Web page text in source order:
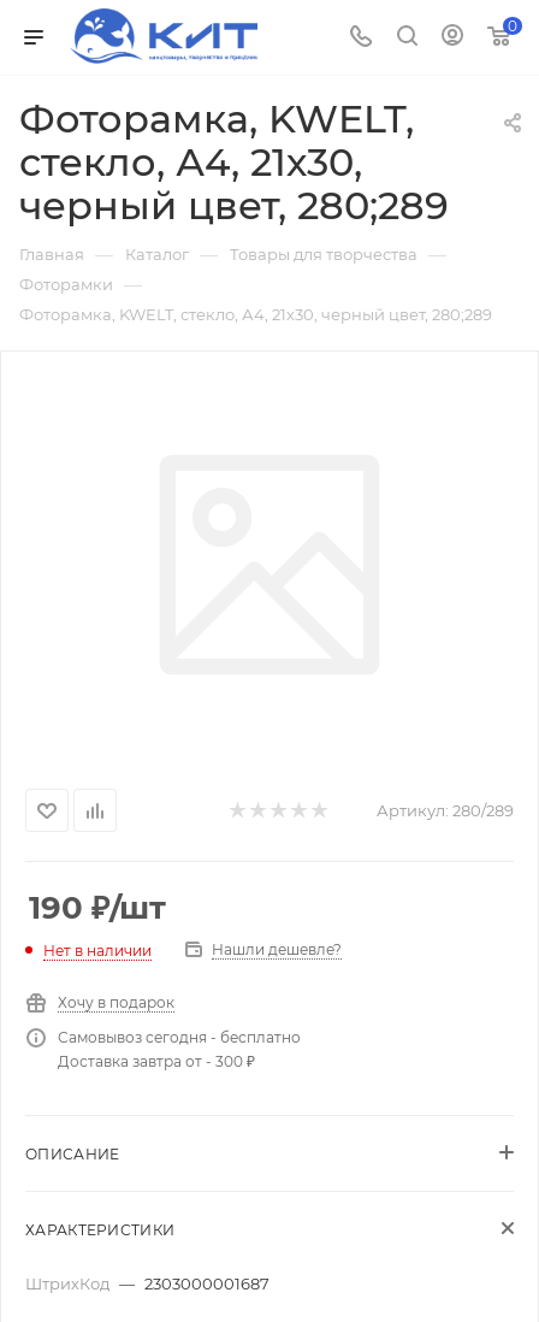
0
Фоторамка, KWELT,
стекло, А4, 21х30,
черный цвет, 280;289
Главная — Каталог — Товары для творчества —
Фоторамки —
Фоторамка, KWELT, стекло, А4, 21х30, черный цвет, 280;289
Артикул: 280/289
190 ₽/шт
Нет в наличии Нашли дешевле?
Хочу в подарок
Самовывоз сегодня - бесплатно
Доставка завтра от - 300 ₽
ОПИСАНИЕ
ХАРАКТЕРИСТИКИ
ШтрихКод — 2303000001687